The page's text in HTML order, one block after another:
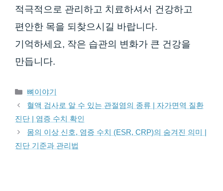
적극적으로 관리하고 치료하셔서 건강하고
편안한 목을 되찾으시길 바랍니다.
기억하세요, 작은 습관의 변화가 큰 건강을
만듭니다.
카테고리
뼈이야기
혈액 검사로 알 수 있는 관절염의 종류 | 자가면역 질환
진단 | 염증 수치 확인
몸의 이상 신호, 염증 수치 (ESR, CRP)의 숨겨진 의미 |
진단 기준과 관리법